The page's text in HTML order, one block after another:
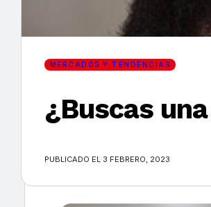
Encuentra tu
MERCADOS Y TENDENCIAS
¿Buscas
PUBLICADO EL 3 FEBRERO, 2023